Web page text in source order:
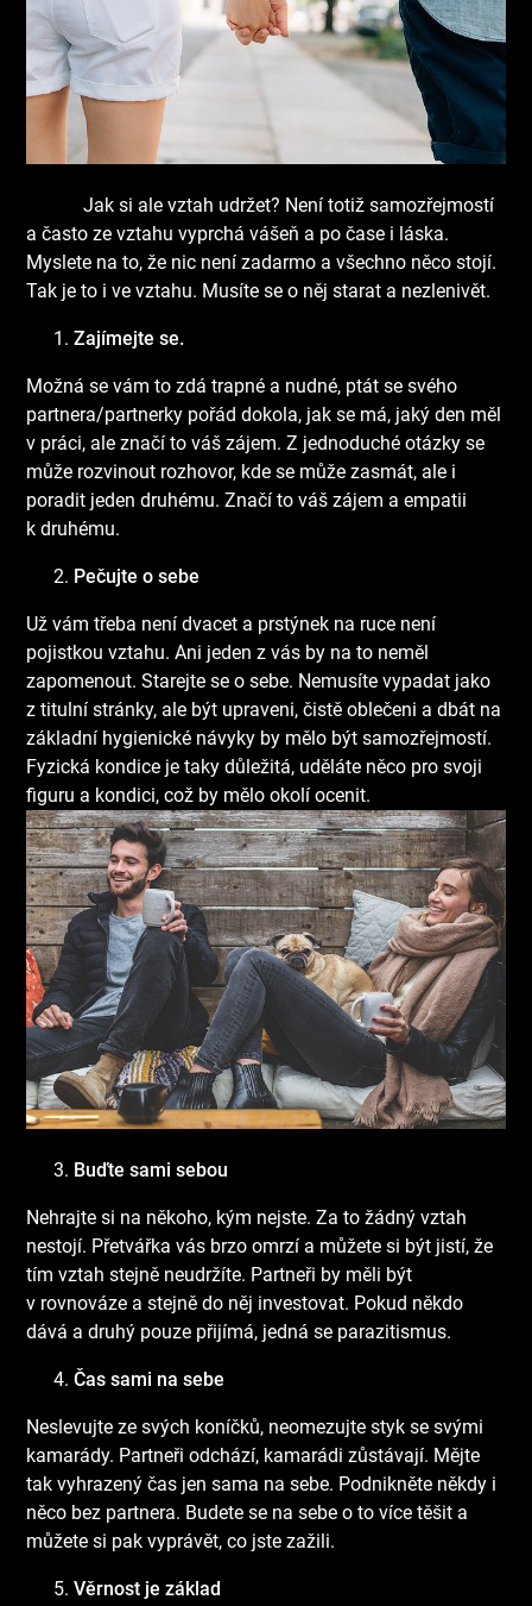
Jak si ale vztah udržet? Není totiž samozřejmostí
a často ze vztahu vyprchá vášeň a po čase i láska.
Myslete na to, že nic není zadarmo a všechno něco stojí.
Tak je to i ve vztahu. Musíte se o něj starat a nezlenivět.
Zajímejte se.
Možná se vám to zdá trapné a nudné, ptát se svého
partnera/partnerky pořád dokola, jak se má, jaký den měl
v práci, ale značí to váš zájem. Z jednoduché otázky se
může rozvinout rozhovor, kde se může zasmát, ale i
poradit jeden druhému. Značí to váš zájem a empatii
k druhému.
Pečujte o sebe
Už vám třeba není dvacet a prstýnek na ruce není
pojistkou vztahu. Ani jeden z vás by na to neměl
zapomenout. Starejte se o sebe. Nemusíte vypadat jako
z titulní stránky, ale být upraveni, čistě oblečeni a dbát na
základní hygienické návyky by mělo být samozřejmostí.
Fyzická kondice je taky důležitá, uděláte něco pro svoji
figuru a kondici, což by mělo okolí ocenit.
Buďte sami sebou
Nehrajte si na někoho, kým nejste. Za to žádný vztah
nestojí. Přetvářka vás brzo omrzí a můžete si být jistí, že
tím vztah stejně neudržíte. Partneři by měli být
v rovnováze a stejně do něj investovat. Pokud někdo
dává a druhý pouze přijímá, jedná se parazitismus.
Čas sami na sebe
Neslevujte ze svých koníčků, neomezujte styk se svými
kamarády. Partneři odchází, kamarádi zůstávají. Mějte
tak vyhrazený čas jen sama na sebe. Podnikněte někdy i
něco bez partnera. Budete se na sebe o to více těšit a
můžete si pak vyprávět, co jste zažili.
Věrnost je základ